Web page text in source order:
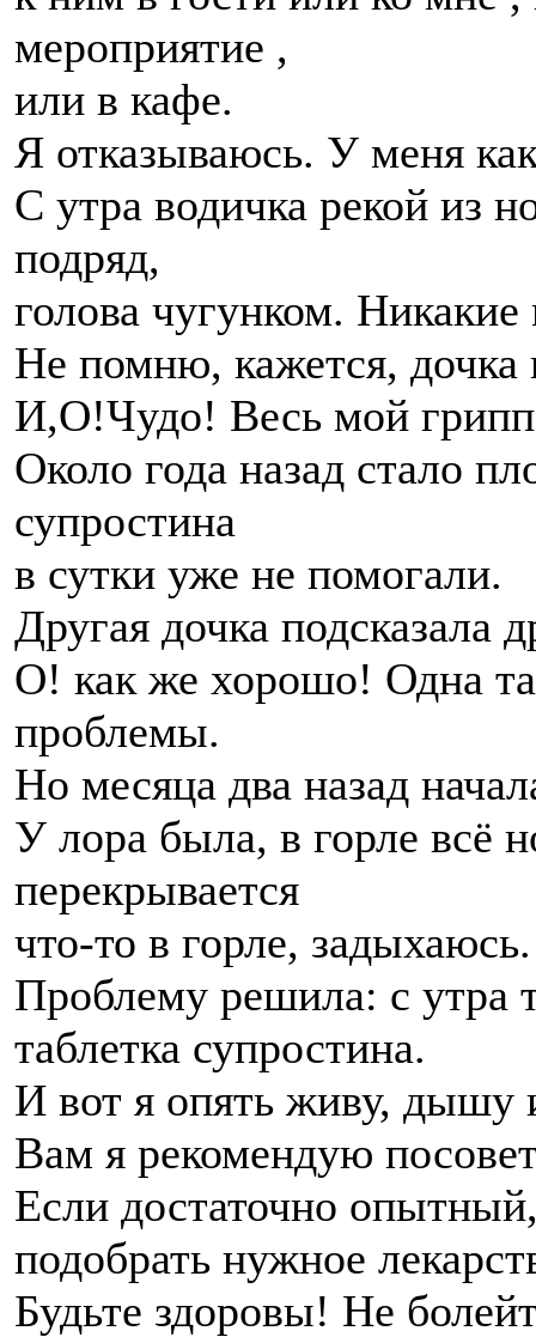
мероприятие ,
или в кафе.
Я отказываюсь. У меня
С утра водичка рекой из
подряд,
голова чугунком.
Не помню, кажется, дочка
И,О!Чудо! Весь мой грипп
Около года назад стало
супростина
в сутки уже не помогали.
Другая дочка подсказала
О! как же хорошо! Одна
проблемы.
Но месяца два назад
У лора была, в горле всё
перекрывается
что-то в горле,
Проблему решила: с утра
таблетка супростина.
И вот я опять живу, дышу
Вам я рекомендую
Если достаточно
подобрать нужное
Будьте здоровы! Не